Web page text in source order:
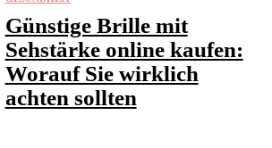
Günstige Brille mit
Sehstärke online kaufen:
Worauf Sie wirklich
achten sollten